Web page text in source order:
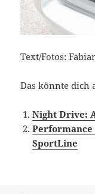
Text/Fotos:
Das könnte dich
Night Drive:
Performance
SportLine